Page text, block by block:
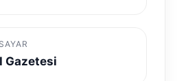
Gazetesi